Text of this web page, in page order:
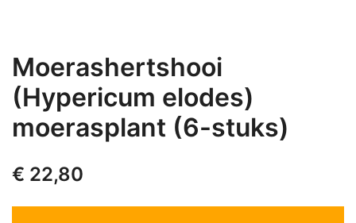
Moerashertshooi
(Hypericum elodes)
moerasplant (6-stuks)
€ 22,80